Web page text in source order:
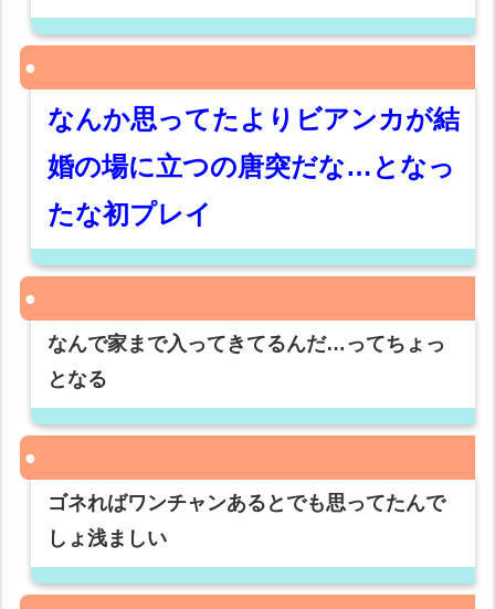
なんか思ってたよりビアンカが結
婚の場に立つの唐突だな…となっ
たな初プレイ
なんで家まで入ってきてるんだ…ってちょっ
となる
ゴネればワンチャンあるとでも思ってたんで
しょ浅ましい